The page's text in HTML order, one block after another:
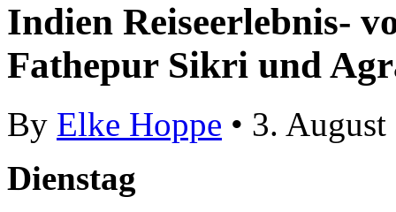
Indien Reiseerlebnis-
Fathepur Sikri und
By Elke Hoppe • 3.
Dienstag